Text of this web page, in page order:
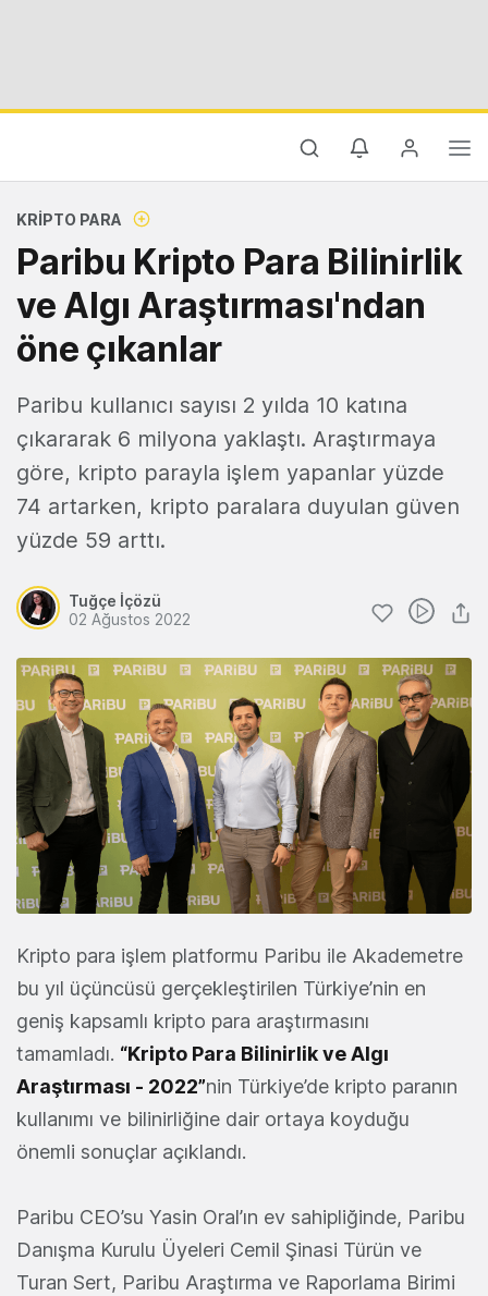
KRIPTO PARA
Paribu Kripto Para Bilinirlik
ve Algı Araştırması'ndan
öne çıkanlar
Paribu kullanıcı sayısı 2 yılda 10 katına
çıkararak 6 milyona yaklaştı. Araştırmaya
göre, kripto parayla işlem yapanlar yüzde
74 artarken, kripto paralara duyulan güven
yüzde 59 arttı.
Tuğçe İçözü
02 Ağustos 2022
Kripto para işlem platformu Paribu ile Akademetre
bu yıl üçüncüsü gerçekleştirilen Türkiye’nin en
geniş kapsamlı kripto para araştırmasını
tamamladı. “Kripto Para Bilinirlik ve Algı
Araştırması - 2022”nin Türkiye’de kripto paranın
kullanımı ve bilinirliğine dair ortaya koyduğu
önemli sonuçlar açıklandı.
Paribu CEO’su Yasin Oral’ın ev sahipliğinde, Paribu
Danışma Kurulu Üyeleri Cemil Şinasi Türün ve
Turan Sert, Paribu Araştırma ve Raporlama Birimi